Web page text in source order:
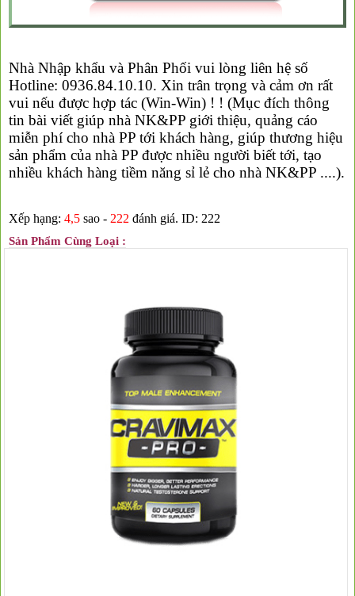
Nhà Nhập khẩu và Phân Phối vui lòng liên hệ số
Hotline: 0936.84.10.10. Xin trân trọng và cảm ơn rất
vui nếu được hợp tác (Win-Win) ! ! (Mục đích thông
tin bài viết giúp nhà NK&PP giới thiệu, quảng cáo
miễn phí cho nhà PP tới khách hàng, giúp thương hiệu
sản phẩm của nhà PP được nhiều người biết tới, tạo
nhiều khách hàng tiềm năng sỉ lẻ cho nhà NK&PP ....).
Xếp hạng: 4,5 sao - 222 đánh giá. ID: 222
Sản Phẩm Cùng Loại :